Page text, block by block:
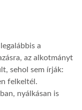
a
az alkotmányt
sehol sem írják:
felkeltél.
nyálkásan is